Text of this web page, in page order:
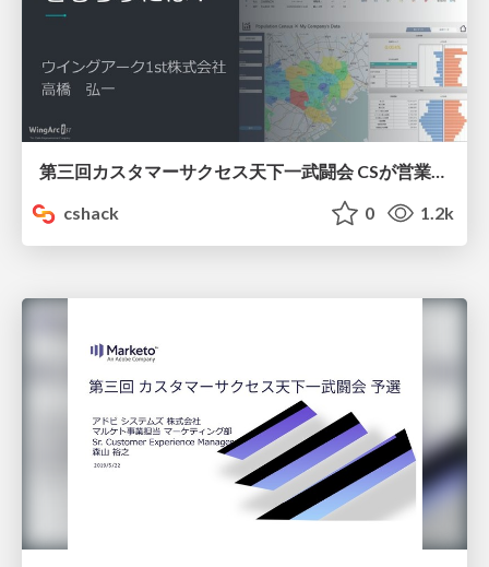
第三回カスタマーサクセス天下一武闘会 CSが営業から最高のスルーパスをもらうには？
cshack
0 1.2k